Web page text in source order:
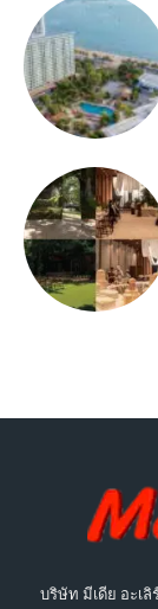
บริษัท มีเดีย อะเลิ